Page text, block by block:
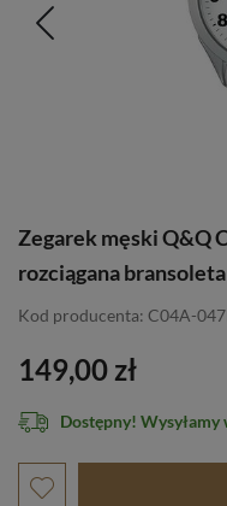
Zegarek męski Q&Q
rozciągana bransoleta
Kod producenta: C04A-
149,00 zł
Dostępny! Wysyłamy